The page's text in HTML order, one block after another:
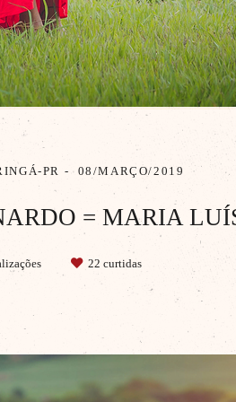
PR 08/MARÇO/2019
= MARIA
22 curtidas